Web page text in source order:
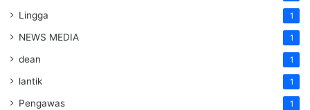
Lingga 1
NEWS MEDIA 1
dean 1
lantik 1
Pengawas 1